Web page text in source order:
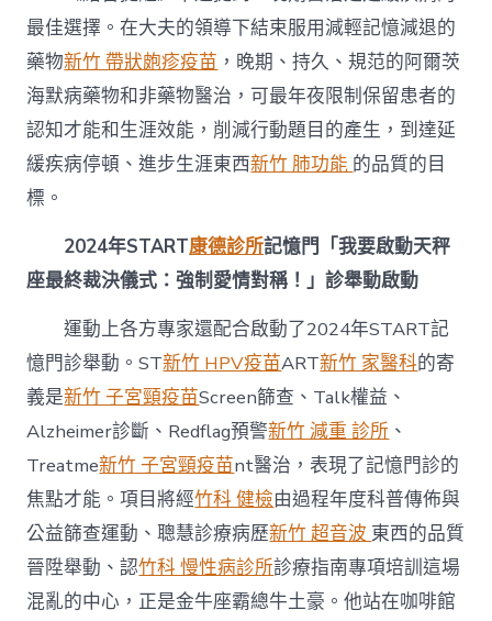
最佳選擇。在大夫的領導下結束服用減輕記憶減退的
藥物新竹 帶狀皰疹疫苗 ，晚期、持久、規范的阿爾茨
海默病藥物和非藥物醫治，可最年夜限制保留患者的
認知才能和生涯效能，削減行動題目的產生，到達延
緩疾病停頓、進步生涯東西新竹 肺功能 的品質的目
標。
2024年START康德診所記憶門「我要啟動天秤
座最終裁決儀式：強制愛情對稱！」診舉動啟動
運動上各方專家還配合啟動了2024年START記
憶門診舉動。ST新竹 HPV疫苗ART新竹 家醫科的寄
義是新竹 子宮頸疫苗Screen篩查、Talk權益、
Alzheimer診斷、Redflag預警新竹 減重 診所 、
Treatme新竹 子宮頸疫苗nt醫治，表現了記憶門診的
焦點才能。項目將經竹科 健檢由過程年度科普傳佈與
公益篩查運動、聰慧診療病歷新竹 超音波 東西的品質
晉陞舉動、認竹科 慢性病診所診療指南專項培訓這場
混亂的中心，正是金牛座霸總牛土豪。他站在咖啡館